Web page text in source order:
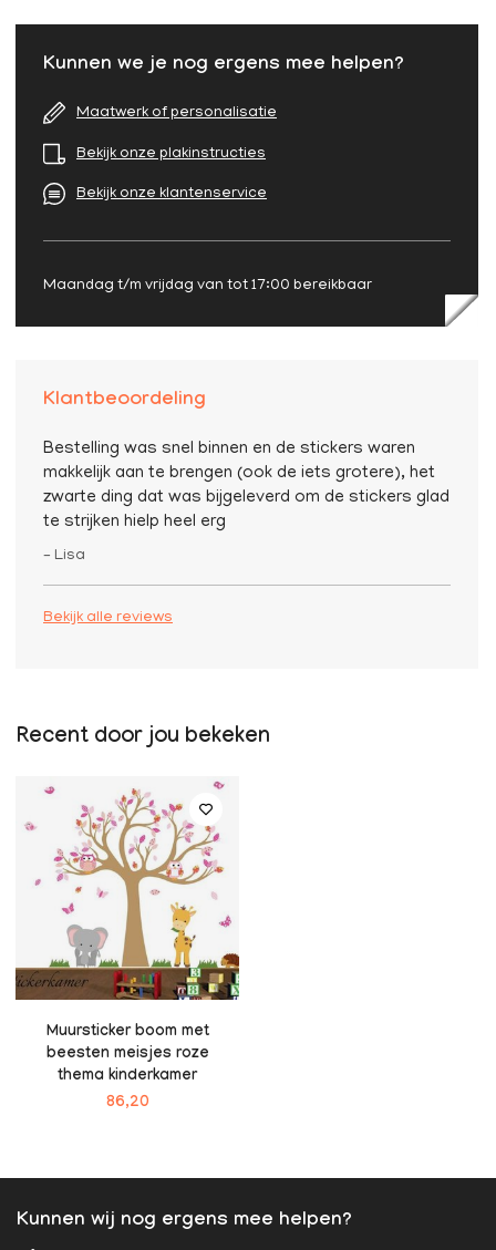
Kunnen we je nog ergens mee helpen?
Maatwerk of personalisatie
Bekijk onze plakinstructies
Bekijk onze klantenservice
Maandag t/m vrijdag van tot 17:00 bereikbaar
Klantbeoordeling
Bestelling was snel binnen en de stickers waren
makkelijk aan te brengen (ook de iets grotere), het
zwarte ding dat was bijgeleverd om de stickers glad
te strijken hielp heel erg
– Lisa
Bekijk alle reviews
Recent door jou bekeken
Muursticker boom met
beesten meisjes roze
thema kinderkamer
86,20
Kunnen wij nog ergens mee helpen?